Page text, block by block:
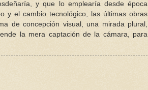
y que lo emplearía desde época
y el cambio tecnológico, las últimas obras
de concepción visual, una mirada plural,
la mera captación de la cámara, para